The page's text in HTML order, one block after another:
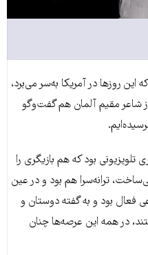
روز‌ها در آمریکا به‌سر می‌برد،
شاعر مقیم آلمان هم گفت‌وگو
بود که هم بازیگری را
ترانه‌سرا هم بود و در عین
فعال بود و به گفته دوستان و
در همه این عرصه‌ها چنان